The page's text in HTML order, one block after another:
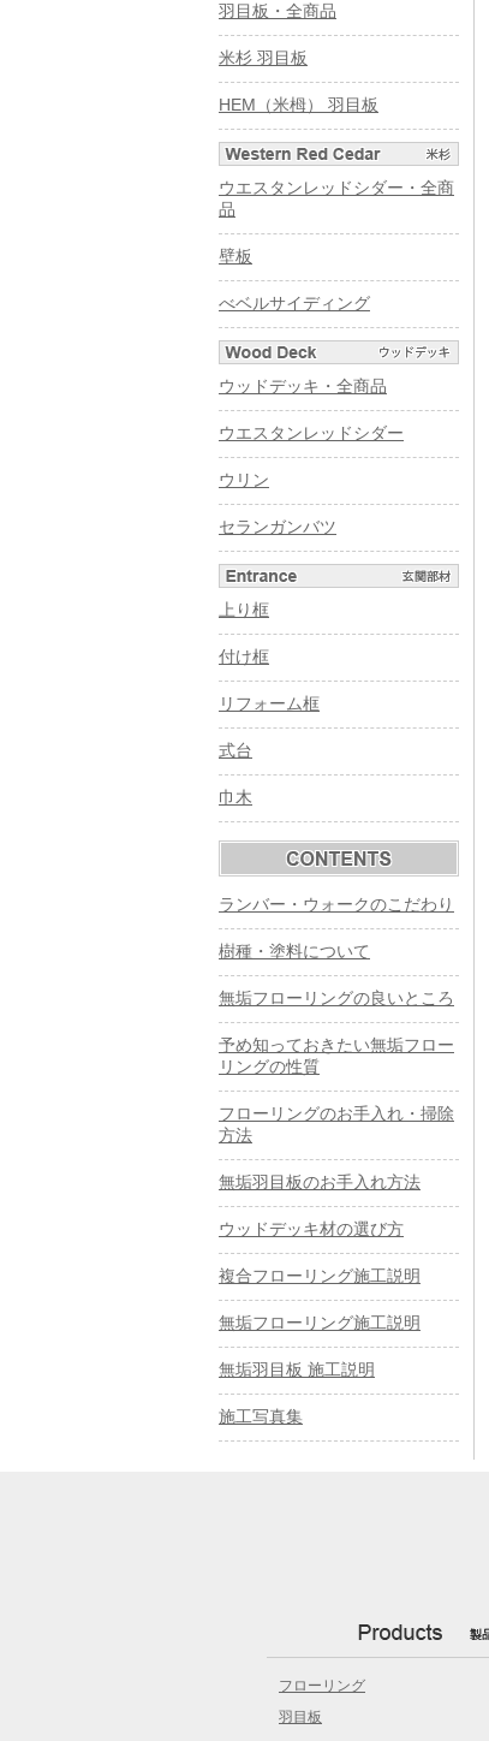
羽目板・全商品
米杉 羽目板
HEM（米栂） 羽目板
ウエスタンレッドシダー・全商
品
壁板
べベルサイディング
ウッドデッキ・全商品
ウエスタンレッドシダー
ウリン
セランガンバツ
上り框
付け框
リフォーム框
式台
巾木
ランバー・ウォークのこだわり
樹種・塗料について
無垢フローリングの良いところ
予め知っておきたい無垢フロー
リングの性質
フローリングのお手入れ・掃除
方法
無垢羽目板のお手入れ方法
ウッドデッキ材の選び方
複合フローリング施工説明
無垢フローリング施工説明
無垢羽目板 施工説明
施工写真集
フローリング
羽目板